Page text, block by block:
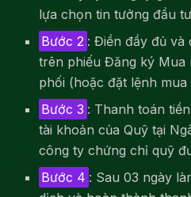
lựa chọn tin tưởng đầu
Bước 2 : Điền đầy đủ và
trên phiếu Đăng ký Mua
phối (hoặc đặt lệnh mua
Bước 3 : Thanh toán
tài khoản của Quỹ tại
công ty chứng chỉ quỹ
Bước 4 : Sau 03 ngày